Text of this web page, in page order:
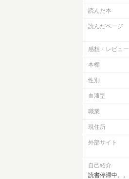
読んだ本
読んだページ
感想・レビュー
本棚
性別
血液型
職業
現住所
外部サイト
自己紹介
読書停滞中。。